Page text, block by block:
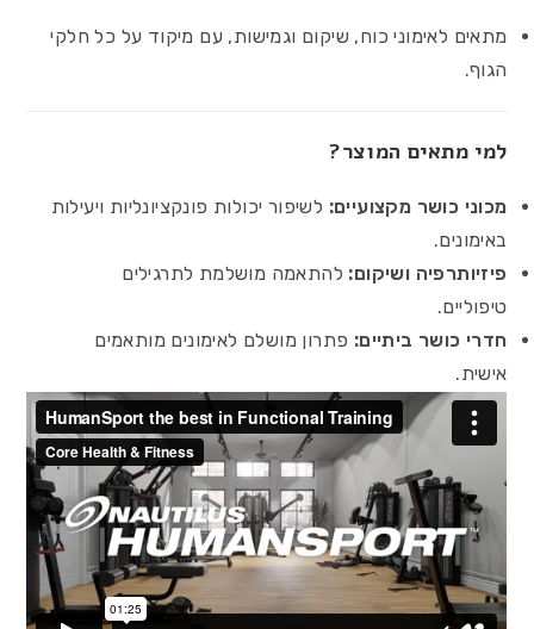
מתאים לאימוני כוח, שיקום וגמישות, עם מיקוד על כל חלקי
הגוף.
למי מתאים המוצר?
מכוני כושר מקצועיים:לשיפור יכולות פונקציונליות ויעילות
באימונים.
פיזיותרפיה ושיקום:להתאמה מושלמת לתרגילים
טיפוליים.
חדרי כושר ביתיים:פתרון מושלם לאימונים מותאמים
אישית.